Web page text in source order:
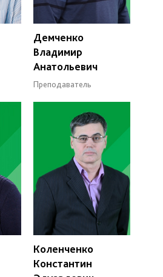
Демченко
Владимир
Анатольевич
Преподаватель
Коленченко
Константин